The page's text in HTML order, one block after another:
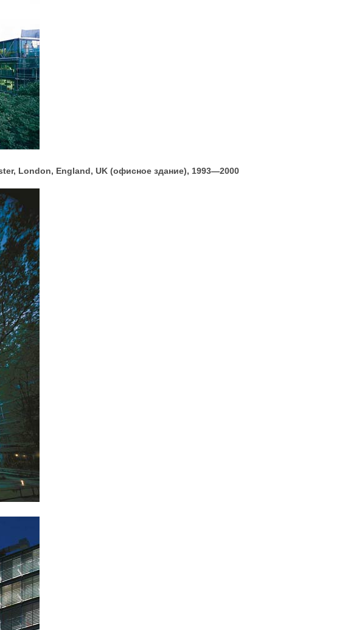
London, England, UK (офисное здание), 1993—2000